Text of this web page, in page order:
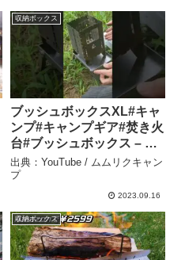
収納ボックス
ブッシュボックスXL#キャ
ンプ#キャンプギア#焚き火
台#ブッシュボックス – ム
ムリクキャンプ
出典：YouTube / ムムリクキャン
プ
2023.09.16
収納ボックス